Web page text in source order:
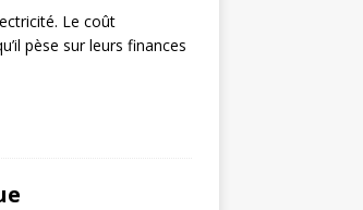
Le coût
pèse sur leurs finances